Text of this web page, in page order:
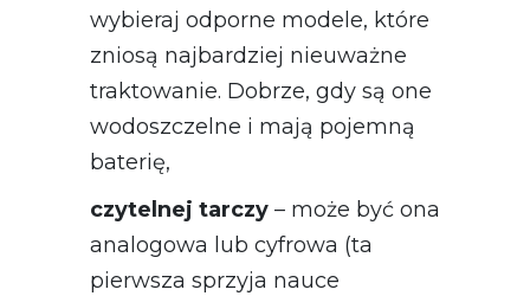
wybieraj odporne modele, które
zniosą najbardziej nieuważne
traktowanie. Dobrze, gdy są one
wodoszczelne i mają pojemną
baterię,
czytelnej tarczy – może być ona
analogowa lub cyfrowa (ta
pierwsza sprzyja nauce